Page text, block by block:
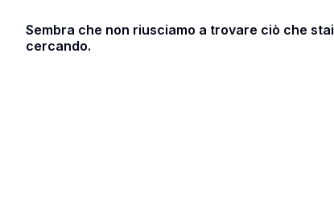
Sembra che non riusciamo a trovare ciò che stai
cercando.